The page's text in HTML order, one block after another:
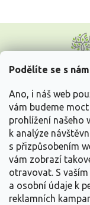
Podělíte se s
Ano, i náš web
vám budeme
prohlížení našeho
k analýze
s přizpůsobením
vám zobrazí
otravovat. S
a osobní údaje k
reklamních
p
Vše o nákupu
Informace pro
Kontakujte nás